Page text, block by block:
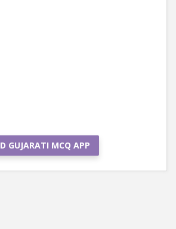
GUJARATI MCQ APP